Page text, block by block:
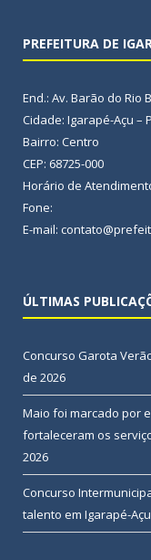
PREFEITURA DE
End.: Av. Barão do Rio
Cidade: Igarapé-Açu –
Bairro: Centro
CEP: 68725-000
Horário de
Fone:
E-mail:
ÚLTIMAS
Concurso Garota
de 2026
Maio foi marcado por
fortaleceram os
2026
Concurso
talento em Igarapé-Açu